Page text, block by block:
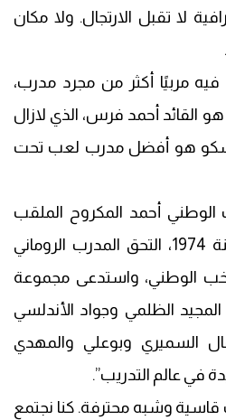
لا تقبل الارتجال. ولا مكان
فيه مربيًا أكثر من مجرد مدرب،
القائد أحمد فرس، الذي لازال
هو أفضل مدرب لعب تحت
أحمد المكروح الملقب
ب”بابا” أنه “في نهاية سنة 1974، التحق المدرب الروماني
الوطني، واستدعى مجموعة
الظلمي وجواد الأندلسي
السميري وبوعلي والمهدي
في عالم التدريب”.
قاسية وشبه محترفة. كنا نجتمع